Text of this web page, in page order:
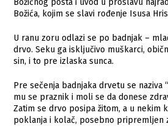
Božića, kojim se slavi rođenje Isusa
U ranu zoru odlazi se po badnjak –
drvo. Seku ga isključivo muškarci,
sin, i to pre izlaska sunca.
Pre sečenja badnjaka drvetu se naziva
mu se praznik i moli se da donese
Zatim se drvo posipa žitom, a u nekim
poklanja i kolač, posebno pripremljen